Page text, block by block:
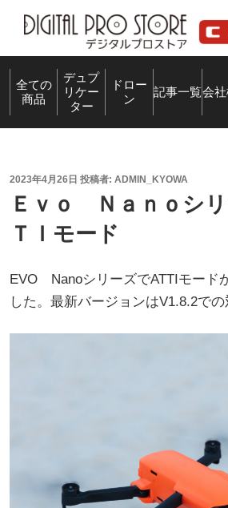
テ
全ての
商品
デュプ
リケー
ター
ドロー
ン
記事一覧会
投
稿
日:
2023年4月26日 投稿者: ADMIN_KYOWA
Ｅｖｏ Ｎａｎｏシリ
ＴＩモード
EVO NanoシリーズでATTIモード
した。最新バージョンはV1.8.2での